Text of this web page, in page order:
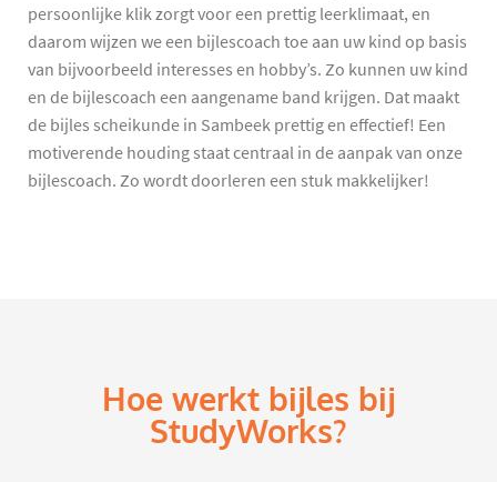
persoonlijke klik zorgt voor een prettig leerklimaat, en
daarom wijzen we een bijlescoach toe aan uw kind op basis
van bijvoorbeeld interesses en hobby’s. Zo kunnen uw kind
en de bijlescoach een aangename band krijgen. Dat maakt
de bijles scheikunde in Sambeek prettig en effectief! Een
motiverende houding staat centraal in de aanpak van onze
bijlescoach. Zo wordt doorleren een stuk makkelijker!
Hoe werkt bijles bij
StudyWorks?